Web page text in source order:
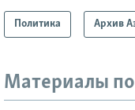
Политика Архив
Материалы